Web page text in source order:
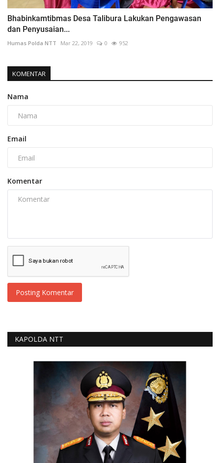
Bhabinkamtibmas Desa Talibura Lakukan Pengawasan
dan Penyusaian...
Humas Polda NTT Mar 22, 2019 0 952
KOMENTAR
Nama
Email
Komentar
Posting Komentar
KAPOLDA NTT